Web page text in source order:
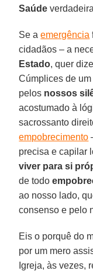
Saúde
Se aemergência
cidadãos – a
Estado, quer
Cúmplices de
pelos nossos
acostumado à
sacrossanto
empobrecimento
precisa e capilar
viver para si
de todo
ao nosso lado,
consenso e pelo
Eis o porquê do
por um mero
Igreja, às vezes,